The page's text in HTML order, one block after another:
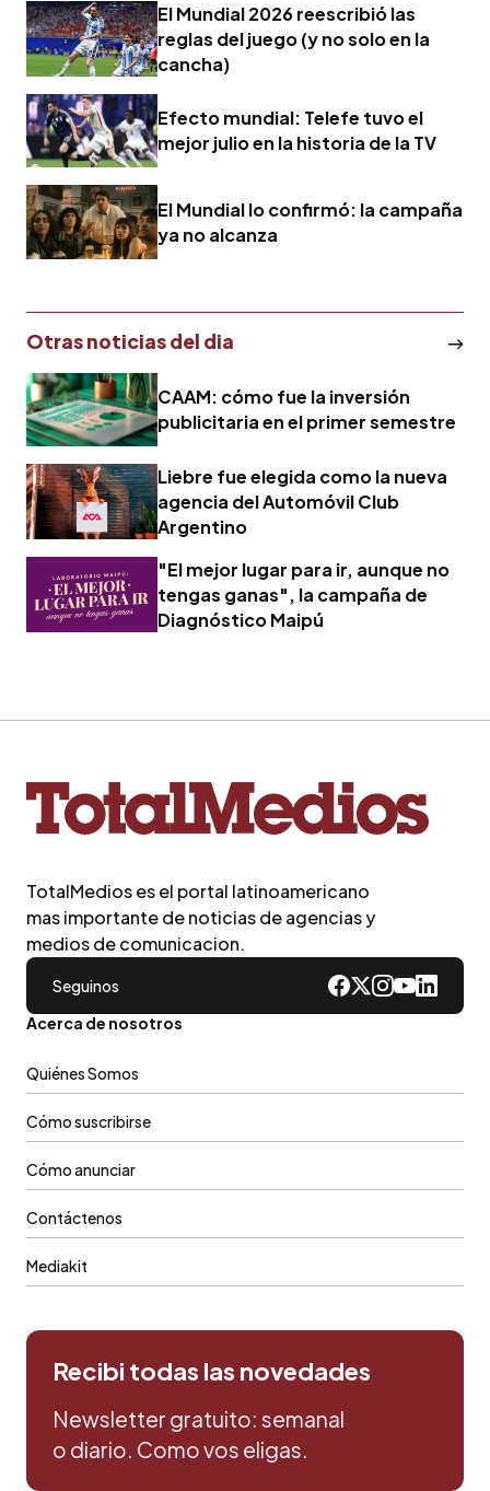
El Mundial 2026 reescribió las
reglas del juego (y no solo en la
cancha)
Efecto mundial: Telefe tuvo el
mejor julio en la historia de la TV
El Mundial lo confirmó: la campaña
ya no alcanza
Otras noticias del dia
CAAM: cómo fue la inversión
publicitaria en el primer semestre
Liebre fue elegida como la nueva
agencia del Automóvil Club
Argentino
"El mejor lugar para ir, aunque no
tengas ganas", la campaña de
Diagnóstico Maipú
TotalMedios es el portal latinoamericano
mas importante de noticias de agencias y
medios de comunicacion.
Seguinos
Acerca de nosotros
Quiénes Somos
Cómo suscribirse
Cómo anunciar
Contáctenos
Mediakit
Recibi todas las novedades
Newsletter gratuito: semanal
o diario. Como vos eligas.